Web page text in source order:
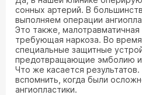
сонных артерий. В
выполняем операции
Это также,
требующая наркоза. Во
специальные защитные
предотвращающие эмболию и
Что же касается
вспомнить, когда были
ангиопластики.